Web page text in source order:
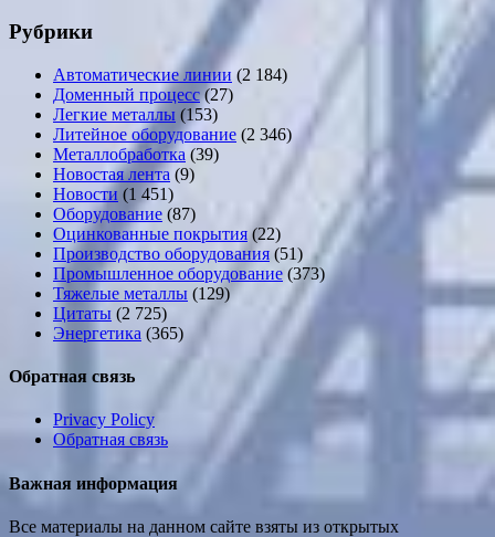
Рубрики
Автоматические линии (2 184)
Доменный процесс(27)
Легкие металлы (153)
Литейное оборудование (2 346)
Металлобработка (39)
Новостая лента (9)
Новости (1 451)
Оборудование (87)
Оцинкованные покрытия (22)
Производство оборудования (51)
Промышленное оборудование (373)
Тяжелые металлы (129)
Цитаты (2 725)
Энергетика (365)
Обратная связь
Privacy Policy
Обратная связь
Важная информация
Все материалы на данном сайте взяты из открытых